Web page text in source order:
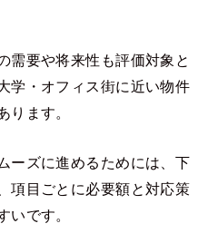
需要や将来性も評価対象と
学・オフィス街に近い物件
ります。
ーズに進めるためには、下
項目ごとに必要額と対応策
いです。